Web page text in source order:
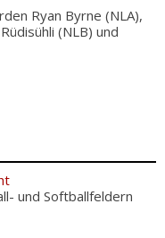
Ryan Byrne (NLA),
(NLB) und
und Softballfeldern